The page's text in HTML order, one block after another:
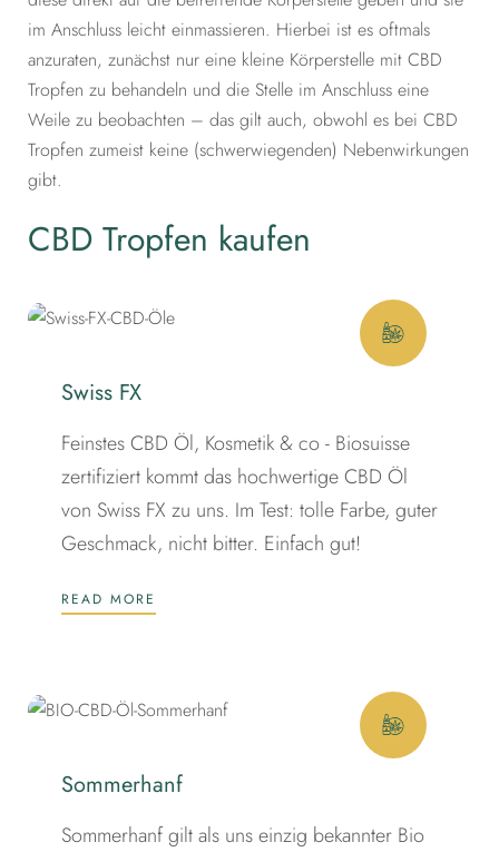
im Anschluss leicht einmassieren. Hierbei ist es oftmals
anzuraten, zunächst nur eine kleine Körperstelle mit CBD
Tropfen zu behandeln und die Stelle im Anschluss eine
Weile zu beobachten – das gilt auch, obwohl es bei CBD
Tropfen zumeist keine (schwerwiegenden) Nebenwirkungen
gibt.
CBD Tropfen kaufen
Swiss FX
Feinstes CBD Öl, Kosmetik & co - Biosuisse
zertifiziert kommt das hochwertige CBD Öl
von Swiss FX zu uns. Im Test: tolle Farbe, guter
Geschmack, nicht bitter. Einfach gut!
READ MORE
Sommerhanf
Sommerhanf gilt als uns einzig bekannter Bio